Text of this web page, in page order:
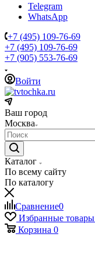
Telegram
WhatsApp
+7 (495) 109-76-69
+7 (495) 109-76-69
+7 (905) 553-76-69
Войти
Ваш город
Москва
Каталог
По всему сайту
По каталогу
Сравнение0
Избранные товары
Корзина 0